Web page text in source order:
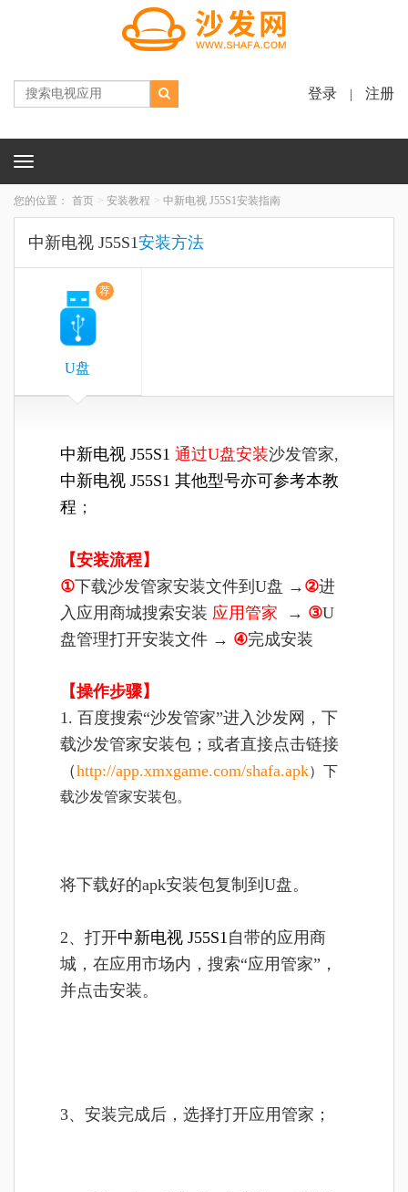
登录 注册
Toggle
您的位置： 首页 安装教程 中新电视 J55S1安装指南
中新电视 J55S1安装方法
荐
U盘
中新电视 J55S1 通过U盘安装沙发管家,
中新电视 J55S1 其他型号亦可参考本教
程 ；
【安装流程】
①下载沙发管家安装文件到U盘 → ②进
入应用商城搜索安装 应用管家 → ③U
盘管理打开安装文件 → ④完成安装
【操作步骤】
1. 百度搜索“沙发管家”进入沙发网，下
载沙发管家安装包；或者直接点击链接
（http://app.xmxgame.com/shafa.apk） 下
载沙发管家安装包。
将下载好的apk安装包复制到U盘。
2、打开中新电视 J55S1 自带的应用商
城， 在应用市场内，搜索“应用管家”，
并点击安装。
3、安装完成后，选择打开应用管家；